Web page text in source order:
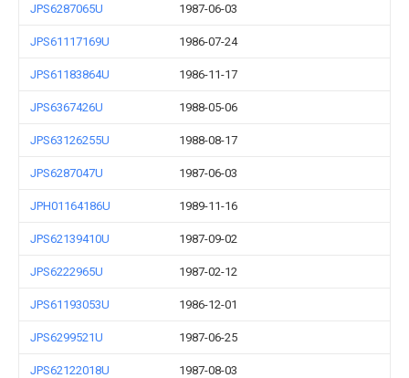
JPS6287065U 1987-06-03
JPS61117169U 1986-07-24
JPS61183864U 1986-11-17
JPS6367426U 1988-05-06
JPS63126255U 1988-08-17
JPS6287047U 1987-06-03
JPH01164186U 1989-11-16
JPS62139410U 1987-09-02
JPS6222965U 1987-02-12
JPS61193053U 1986-12-01
JPS6299521U 1987-06-25
JPS62122018U 1987-08-03